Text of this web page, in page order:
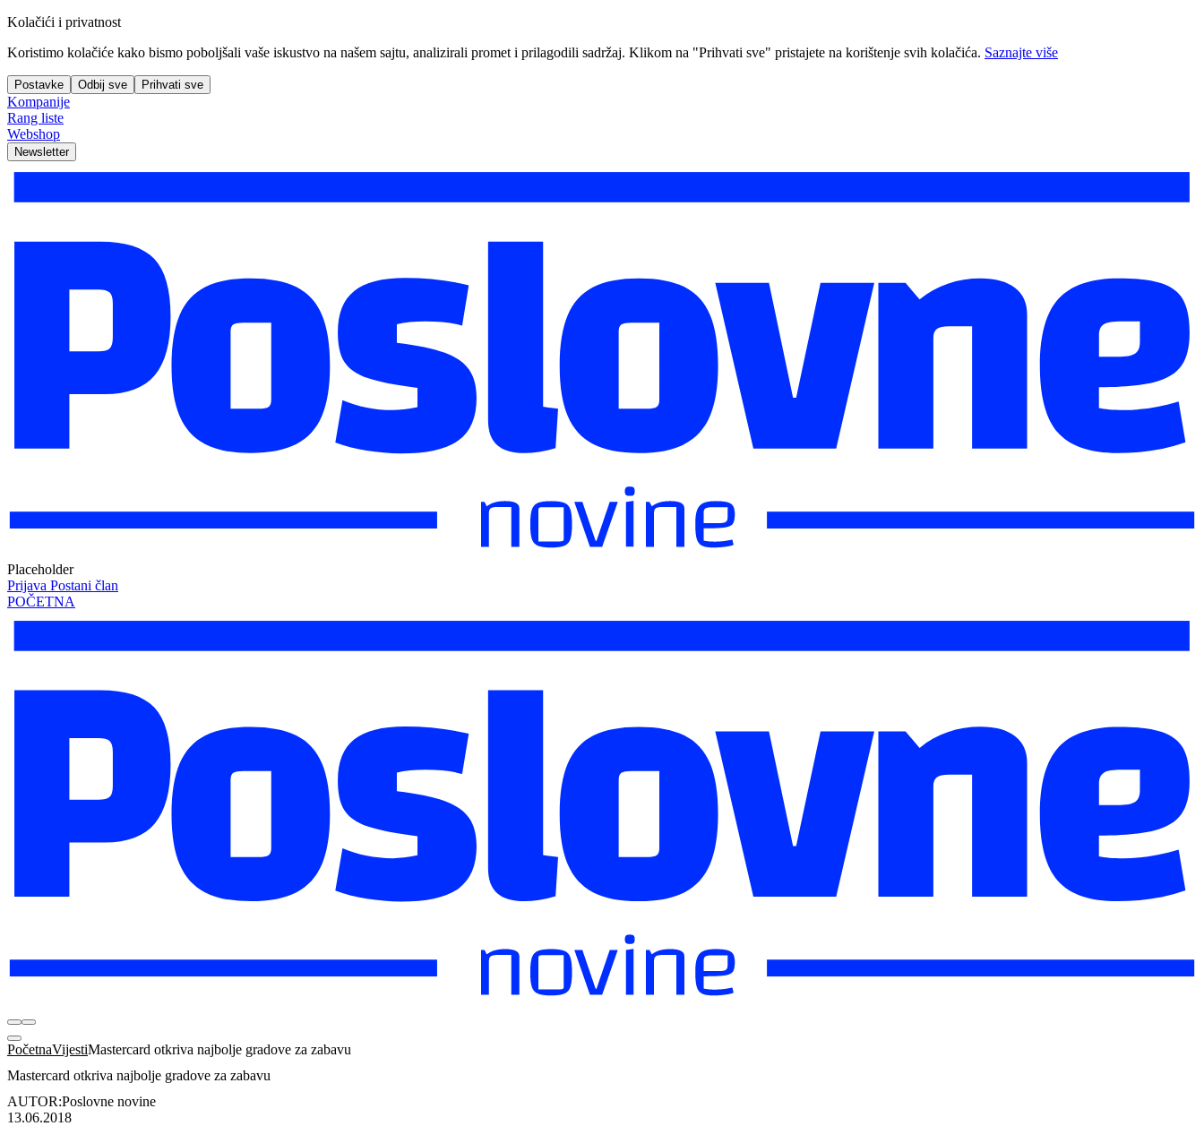
Kolačići i privatnost
Koristimo kolačiće kako bismo poboljšali vaše iskustvo na našem sajtu, analizirali promet i prilagodili sadržaj. Klikom na "Prihvati sve" pristajete na korištenje svih kolačića. Saznajte više
Postavke Odbij sve Prihvati sve
Kompanije
Rang liste
Webshop
Newsletter
Placeholder
Prijava Postani član
POČETNA
PočetnaVijestiMastercard otkriva najbolje gradove za zabavu
Mastercard otkriva najbolje gradove za zabavu
AUTOR:Poslovne novine
13.06.2018